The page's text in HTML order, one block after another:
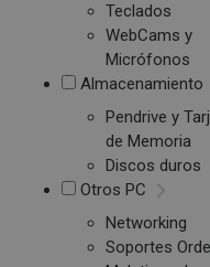
Teclados
WebCams y
Micrófonos
Almacenamiento
Pendrive y
de Memoria
Discos duros
Otros PC
Networking
Soportes